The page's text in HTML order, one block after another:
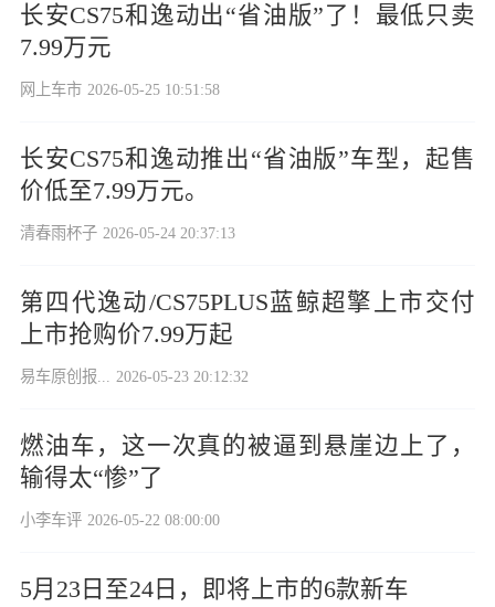
长安CS75和逸动出“省油版”了！最低只卖
7.99万元
网上车市 2026-05-25 10:51:58
长安CS75和逸动推出“省油版”车型，起售
价低至7.99万元。
清春雨杯子 2026-05-24 20:37:13
第四代逸动/CS75PLUS蓝鲸超擎上市交付
上市抢购价7.99万起
易车原创报... 2026-05-23 20:12:32
燃油车，这一次真的被逼到悬崖边上了，
输得太“惨”了
小李车评 2026-05-22 08:00:00
5月23日至24日，即将上市的6款新车